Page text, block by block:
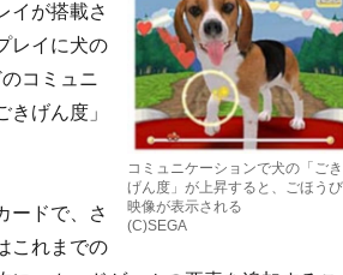
コミュニケーションで犬の「ごき
げん度」が上昇すると、ごほうび
映像が表示される
(C)SEGA
イが搭載さ
レイに犬の
コミュニ
げん度」
ードで、さ
これまでの